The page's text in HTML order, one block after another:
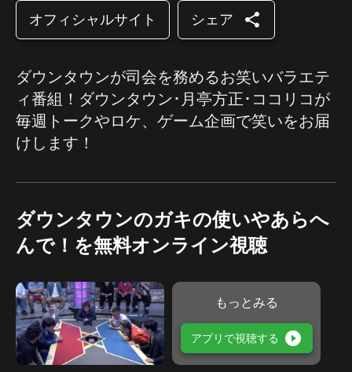
オフィシャルサイト シェア share
ダウンタウンが司会を務めるお笑いバラエテ
ィ番組！ダウンタウン･月亭方正･ココリコが
毎週トークやロケ、ゲーム企画で笑いをお届
けします！
ダウンタウンのガキの使いやあらへ
んで！を無料オンライン視聴
もっとみる
アプリで視聴する play_circle_filled